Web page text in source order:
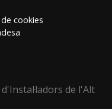
cookies
de l'Alt